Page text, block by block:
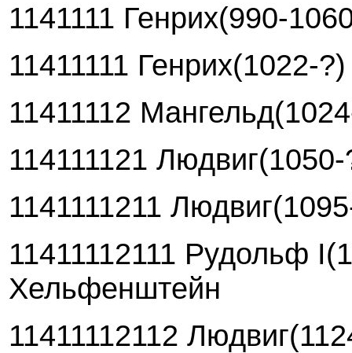
1141111 Генрих(990-
11411111 Генрих(1022-?)
11411112
114111121
1141111211
11411112111 Рудольф
Хельфенштейн
11411112112